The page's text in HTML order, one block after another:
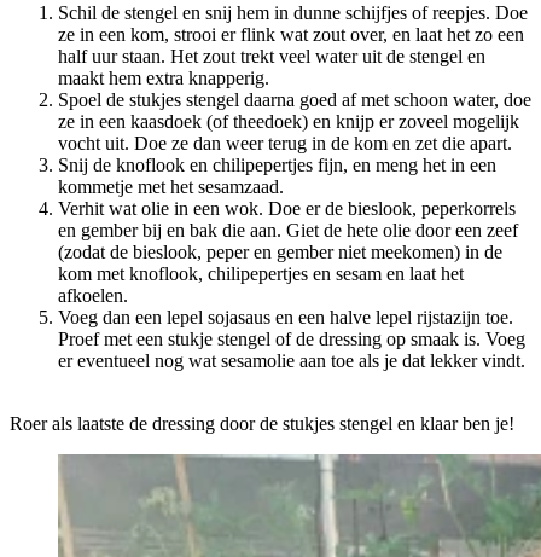
Schil de stengel en snij hem in dunne schijfjes of reepjes. Doe
ze in een kom, strooi er flink wat zout over, en laat het zo een
half uur staan. Het zout trekt veel water uit de stengel en
maakt hem extra knapperig.
Spoel de stukjes stengel daarna goed af met schoon water, doe
ze in een kaasdoek (of theedoek) en knijp er zoveel mogelijk
vocht uit. Doe ze dan weer terug in de kom en zet die apart.
Snij de knoflook en chilipepertjes fijn, en meng het in een
kommetje met het sesamzaad.
Verhit wat olie in een wok. Doe er de bieslook, peperkorrels
en gember bij en bak die aan. Giet de hete olie door een zeef
(zodat de bieslook, peper en gember niet meekomen) in de
kom met knoflook, chilipepertjes en sesam en laat het
afkoelen.
Voeg dan een lepel sojasaus en een halve lepel rijstazijn toe.
Proef met een stukje stengel of de dressing op smaak is. Voeg
er eventueel nog wat sesamolie aan toe als je dat lekker vindt.
Roer als laatste de dressing door de stukjes stengel en klaar ben je!